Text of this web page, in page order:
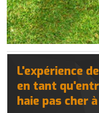
L'expérience
en tant
haie pas cher